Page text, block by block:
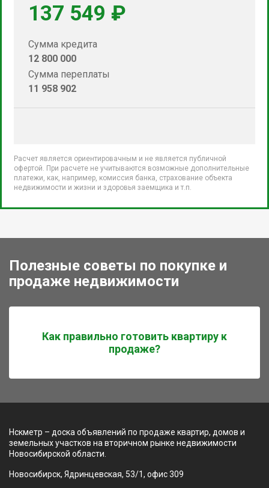
137 549 ₽
Сумма кредита
12 800 000
Сумма переплаты
11 958 902
Расчет является ориентировачным и не является публичной
офертой. При расчете не учитываются возможные дополнительные
платежи, как, например, комиссия банка, страхование объекта
недвижимости и жизни и здоровья заемщика и т.п.
Полезные советы по покупке и
продаже недвижимости
Как правильно готовить квартиру к
продаже?
Нскметр – доска объявлений по продаже квартир, домов и
земельных участков на вторичном рынке недвижимости
Новосибирской области.
Новосибирск, Ядринцевская, 53/1, офис 309